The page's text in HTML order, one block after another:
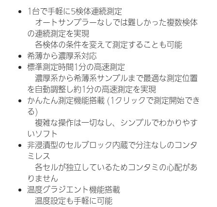
1台で手軽に5検体連続測定
オートサンプラーなしでは難しかった複数検体
の連続測定を実現
各検体の条件を変えて測定することも可能
希薄から濃厚系対応
標準測定時間1分の高速測定
濃厚系から希薄系サンプルまで最適な測定位置
を自動調整し約1分の高速測定を実現
かんたん測定機能搭載 (1クリックで測定開始でき
る)
複雑な操作は一切なし、シンプルでわかりやす
いソフト
非浸漬型のセルブロック内蔵で分注なしのコンタ
ミレス
各セルが独立しているためコンタミの心配があ
りません
温度グラジエント機能搭載
温度設定も手軽に可能